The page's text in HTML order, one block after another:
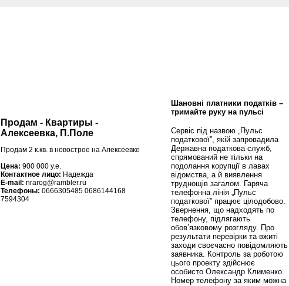
Продам - Квартиры -
Алексеевка, П.Поле
Продам 2 к.кв. в новострое на Алексеевке
Цена: 900 000 у.е.
Контактное лицо: Надежда
E-mail: nrarog@rambler.ru
Телефоны: 0666305485 0686144168
7594304
Шановні платники податків –
тримайте руку на пульсі
Сервіс під назвою „Пульс
податкової”, якій запровадила
Державна податкова служб,
спрямований не тільки на
подолання корупції в лавах
відомства, а й виявлення
труднощів загалом. Гаряча
телефонна лінія „Пульс
податкової” працює цілодобово.
Звернення, що надходять по
телефону, підлягають
обов’язковому розгляду. Про
результати перевірки та вжиті
заходи своєчасно повідомляють
заявника. Контроль за роботою
цього проекту здійснює
особисто Олександр Клименко.
Номер телефону за яким можна